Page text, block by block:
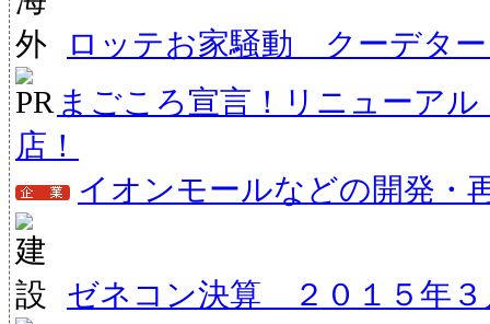
ロッテお家騒動 クーデタ
まごころ宣言！リニューア
店！
イオンモールなどの開発・
ゼネコン決算 ２０１５年